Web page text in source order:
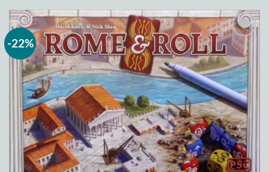
-22%
Add to
wishlist